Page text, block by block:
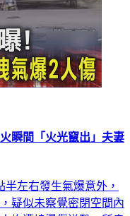
瞬間「火光竄出」夫妻
半左右發生氣爆意外，